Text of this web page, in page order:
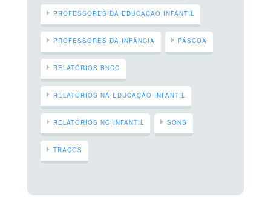
PROFESSORES DA EDUCAÇÃO INFANTIL
PROFESSORES DA INFÂNCIA PÁSCOA
RELATÓRIOS BNCC
RELATÓRIOS NA EDUCAÇÃO INFANTIL
RELATÓRIOS NO INFANTIL SONS
TRAÇOS